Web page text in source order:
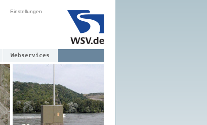
Einstellungen
Webservices